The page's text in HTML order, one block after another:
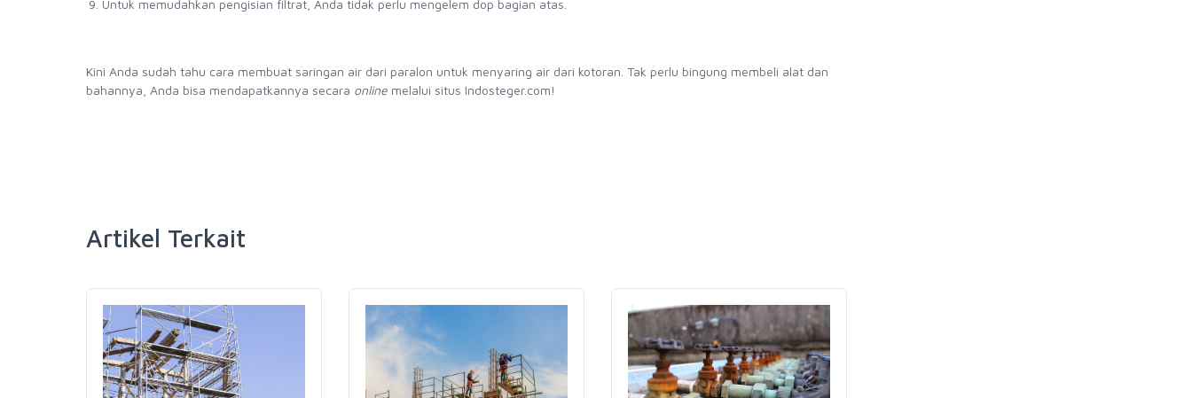
Untuk memudahkan pengisian filtrat, Anda tidak perlu mengelem dop bagian atas.
Kini Anda sudah tahu cara membuat saringan air dari paralon untuk menyaring air dari kotoran. Tak perlu bingung membeli alat dan
bahannya, Anda bisa mendapatkannya secara online melalui situs Indosteger.com!
Artikel Terkait